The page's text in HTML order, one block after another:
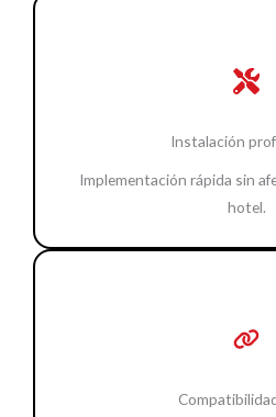
Instalación
Implementación rápida sin
hotel.